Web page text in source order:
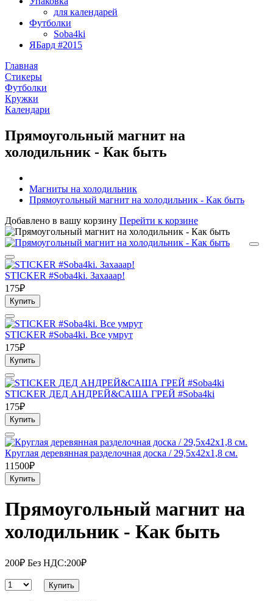
для календарей
Футболки
Soba4ki
ЯБард #2015
Главная
Стикеры
Футболки
Кружки
Календари
Прямоугольный магнит на
холодильник - Как быть
Магниты на холодильник
Прямоугольный магнит на холодильник - Как быть
Добавлено в вашу корзину Перейти к корзине
STICKER #Soba4ki. Захааар!
175₽
Купить
STICKER #Soba4ki. Все умрут
175₽
Купить
STICKER ДЕД АНДРЕЙ&САША ГРЕЙ #Soba4ki
175₽
Купить
Круглая деревянная разделочная доска / 29,5х42х1,8 см.
11500₽
Купить
Прямоугольный магнит на
холодильник - Как быть
200₽ Без НДС:200₽
Купить